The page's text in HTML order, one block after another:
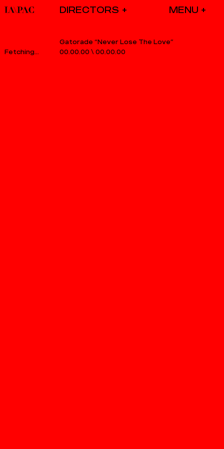
DIRECTORS
00.00.00 \ 00.00.00
Gatorade “never Lose The Love”